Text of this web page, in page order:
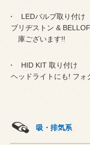
LEDバルブ取り付け
ブリヂストン &
庫ございます!!
HID KIT 取り付け
ヘッドライトにも! フォ
吸・排気系